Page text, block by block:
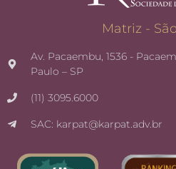
Matriz -
Av. Pacaembu, 1536 -
Paulo – SP
(11) 3095.6000
SAC: karpat@karpat.adv.br